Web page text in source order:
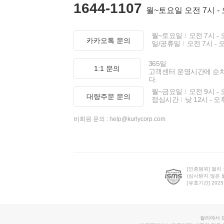
1644-1107 월~토요일 오전 7시 -
카카오톡 문의
월~토요일
오전 7시 -
일/공휴일
오전 7시 -
1:1 문의
365일
고객센터 운영시간에 순
다.
대량주문 문의
월~금요일
오전 9시 -
점심시간
낮 12시 - 오
비회원 문의 : help@kurlycorp.com
[인증범위] 컬리
(심사받지 않은
[유효기간]
컬리에서